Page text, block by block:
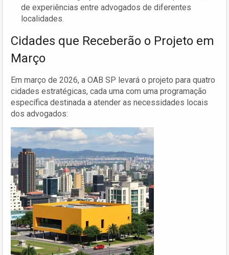
de experiências entre advogados de diferentes
localidades.
Cidades que Receberão o Projeto em
Março
Em março de 2026, a OAB SP levará o projeto para quatro
cidades estratégicas, cada uma com uma programação
específica destinada a atender as necessidades locais
dos advogados: